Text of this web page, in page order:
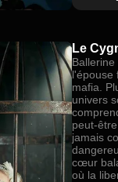
Le
l'épouse
mafia.
univers
peut-
jamais
cœur
où la